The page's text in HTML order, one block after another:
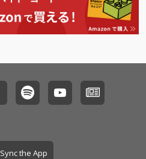
Sync the App